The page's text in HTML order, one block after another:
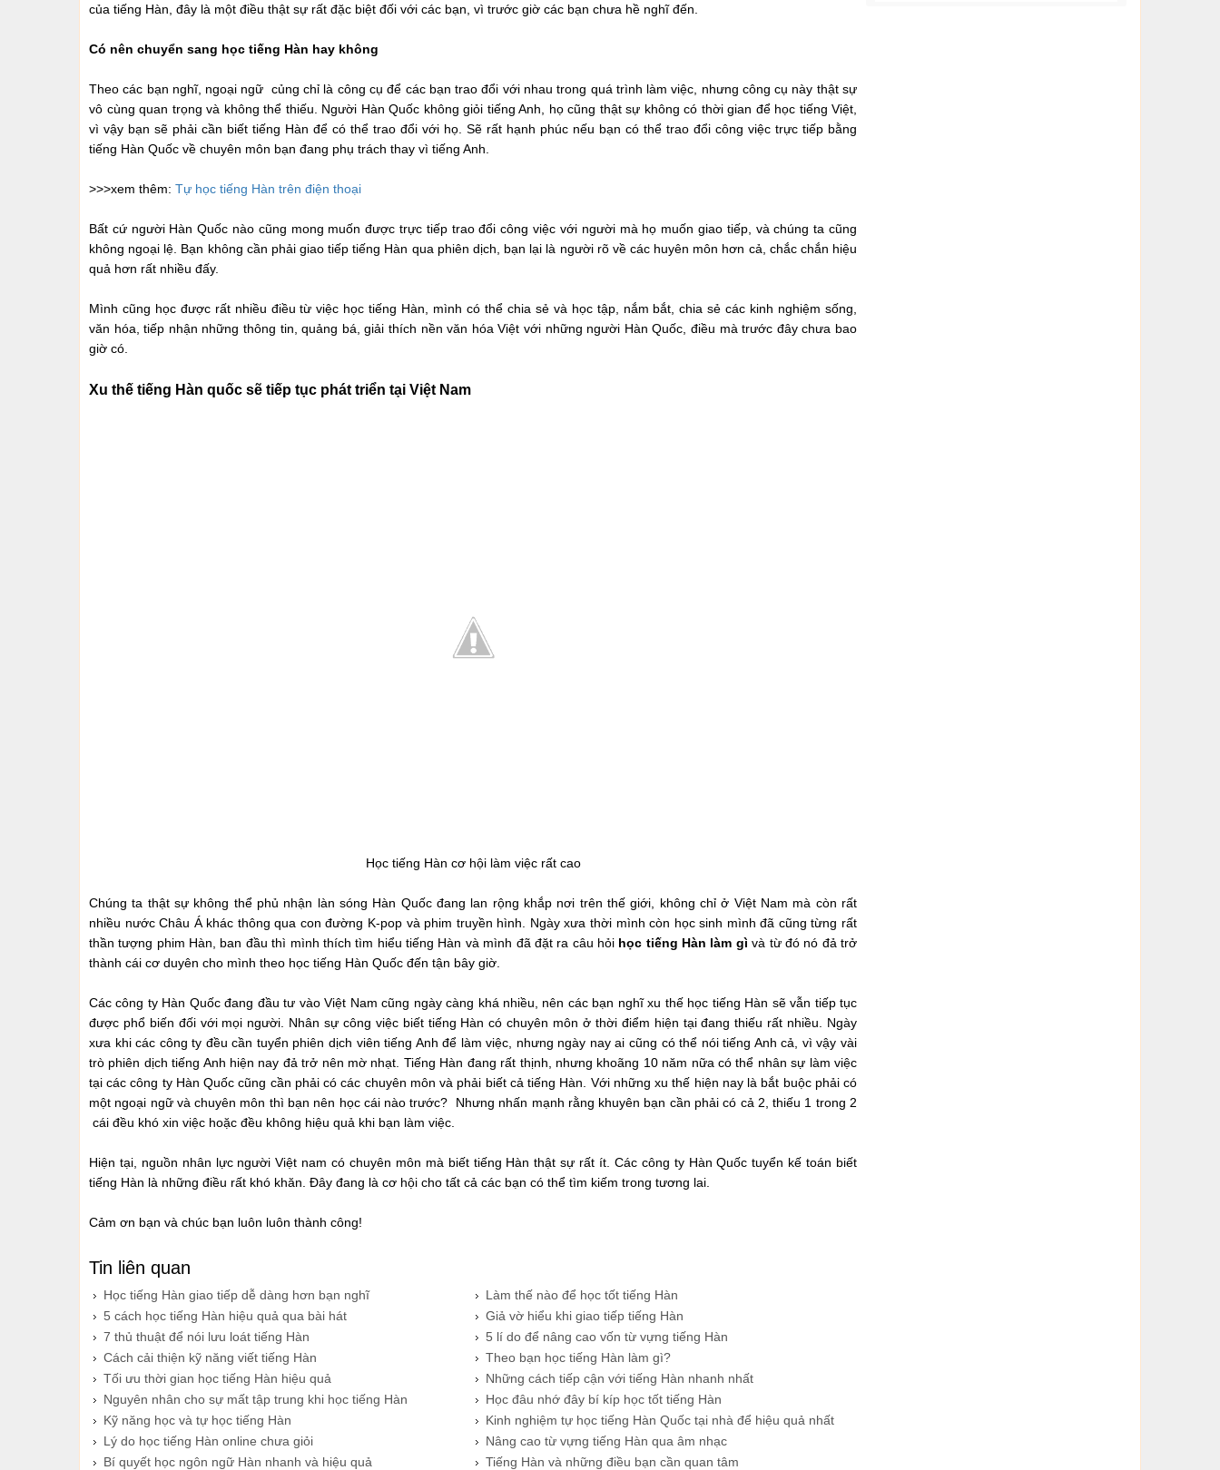
của tiếng Hàn, đây là một điều thật sự rất đặc biệt đối với các bạn, vì trước giờ các bạn chưa hề nghĩ đến.
Có nên chuyển sang học tiếng Hàn hay không
Theo các bạn nghĩ, ngoại ngữ củng chỉ là công cụ để các bạn trao đổi với nhau trong quá trình làm việc, nhưng công cụ này thật sự
vô cùng quan trọng và không thể thiếu. Người Hàn Quốc không giỏi tiếng Anh, họ cũng thật sự không có thời gian để học tiếng Việt,
vì vậy bạn sẽ phải cần biết tiếng Hàn để có thể trao đổi với họ. Sẽ rất hạnh phúc nếu bạn có thể trao đổi công việc trực tiếp bằng
tiếng Hàn Quốc về chuyên môn bạn đang phụ trách thay vì tiếng Anh.
>>>xem thêm: Tự học tiếng Hàn trên điện thoại
Bất cứ người Hàn Quốc nào cũng mong muốn được trực tiếp trao đổi công việc với người mà họ muốn giao tiếp, và chúng ta cũng
không ngoại lệ. Bạn không cần phải giao tiếp tiếng Hàn qua phiên dịch, bạn lại là người rõ về các huyên môn hơn cả, chắc chắn hiệu
quả hơn rất nhiều đấy.
Mình cũng học được rất nhiều điều từ việc học tiếng Hàn, mình có thể chia sẻ và học tập, nắm bắt, chia sẻ các kinh nghiệm sống,
văn hóa, tiếp nhận những thông tin, quảng bá, giải thích nền văn hóa Việt với những người Hàn Quốc, điều mà trước đây chưa bao
giờ có.
Xu thế tiếng Hàn quốc sẽ tiếp tục phát triển tại Việt Nam
Học tiếng Hàn cơ hội làm việc rất cao
Chúng ta thật sự không thể phủ nhận làn sóng Hàn Quốc đang lan rộng khắp nơi trên thế giới, không chỉ ở Việt Nam mà còn rất
nhiều nước Châu Á khác thông qua con đường K-pop và phim truyền hình. Ngày xưa thời mình còn học sinh mình đã cũng từng rất
thần tượng phim Hàn, ban đầu thì mình thích tìm hiểu tiếng Hàn và mình đã đặt ra câu hỏihọc tiếng Hàn làm gì và từ đó nó đả trở
thành cái cơ duyên cho mình theo học tiếng Hàn Quốc đến tận bây giờ.
Các công ty Hàn Quốc đang đầu tư vào Việt Nam cũng ngày càng khá nhiều, nên các bạn nghĩ xu thế học tiếng Hàn sẽ vẫn tiếp tục
được phổ biến đối với mọi người. Nhân sự công việc biết tiếng Hàn có chuyên môn ở thời điểm hiện tại đang thiếu rất nhiều. Ngày
xưa khi các công ty đều cần tuyển phiên dịch viên tiếng Anh để làm việc, nhưng ngày nay ai cũng có thể nói tiếng Anh cả, vì vậy vài
trò phiên dịch tiếng Anh hiện nay đả trở nên mờ nhạt. Tiếng Hàn đang rất thịnh, nhưng khoãng 10 năm nữa có thể nhân sự làm việc
tại các công ty Hàn Quốc cũng cần phải có các chuyên môn và phải biết cả tiếng Hàn. Với những xu thế hiện nay là bắt buộc phải có
một ngoại ngữ và chuyên môn thì bạn nên học cái nào trước? Nhưng nhấn mạnh rằng khuyên bạn cần phải có cả 2, thiếu 1 trong 2
cái đều khó xin việc hoặc đều không hiệu quả khi bạn làm việc.
Hiện tại, nguồn nhân lực người Việt nam có chuyên môn mà biết tiếng Hàn thật sự rất ít. Các công ty Hàn Quốc tuyển kế toán biết
tiếng Hàn là những điều rất khó khăn. Đây đang là cơ hội cho tất cả các bạn có thể tìm kiếm trong tương lai.
Cảm ơn bạn và chúc bạn luôn luôn thành công!
Tin liên quan
Học tiếng Hàn giao tiếp dễ dàng hơn bạn nghĩ
Làm thế nào để học tốt tiếng Hàn
​5 cách học tiếng Hàn hiệu quả qua bài hát
​Giả vờ hiểu khi giao tiếp tiếng Hàn
​7 thủ thuật để nói lưu loát tiếng Hàn
​5 lí do để nâng cao vốn từ vựng tiếng Hàn
Cách cải thiện kỹ năng viết tiếng Hàn
Theo bạn học tiếng Hàn làm gì?
Tối ưu thời gian học tiếng Hàn hiệu quả
​Những cách tiếp cận với tiếng Hàn nhanh nhất
Nguyên nhân cho sự mất tập trung khi học tiếng Hàn
Học đâu nhớ đây bí kíp học tốt tiếng Hàn
Kỹ năng học và tự học tiếng Hàn
​Kinh nghiệm tự học tiếng Hàn Quốc tại nhà để hiệu quả nhất
Lý do học tiếng Hàn online chưa giỏi
Nâng cao từ vựng tiếng Hàn qua âm nhạc
Bí quyết học ngôn ngữ Hàn nhanh và hiệu quả
Tiếng Hàn và những điều bạn cần quan tâm